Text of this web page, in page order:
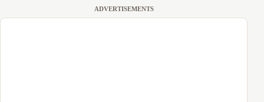
ADVERTISEMENTS